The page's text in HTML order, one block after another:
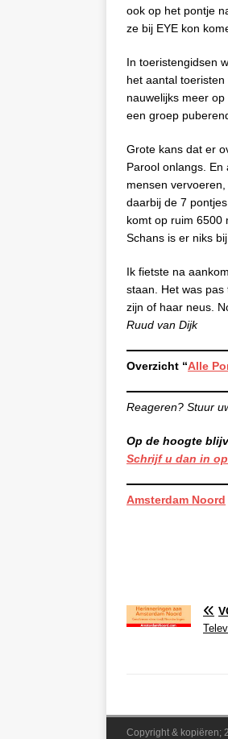
ook op het pontje
ze bij EYE kon
In toeristengidsen
het aantal
nauwelijks meer
een groep
Grote kans dat er
Parool onlangs.
mensen
daarbij de 7
komt op ruim 6500
Schans is er niks bij.
Ik fietste na
staan. Het was
zijn of haar neus.
Ruud van Dijk
Overzicht “Alle
Reageren? Stuur
Op de hoogte
Schrijf u dan in
Amsterdam Noord
Copyright & kopiëren;